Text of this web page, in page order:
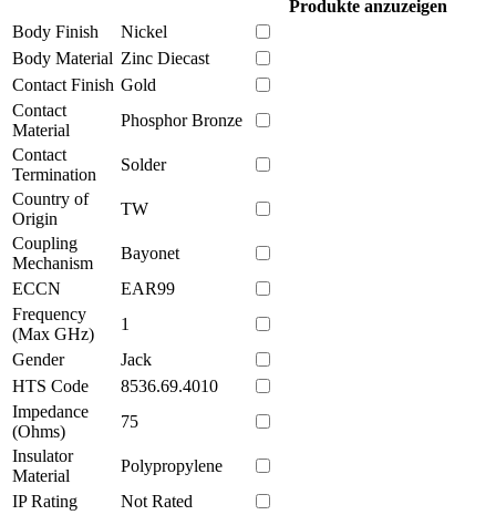
Produkte anzuzeigen
Body Finish
Nickel
Body Material Zinc Diecast
Contact Finish Gold
Contact
Material
Phosphor Bronze
Contact
Termination
Solder
Country of
Origin
TW
Coupling
Mechanism
Bayonet
ECCN
EAR99
Frequency
(Max GHz)
1
Gender
Jack
HTS Code
8536.69.4010
Impedance
(Ohms)
75
Insulator
Material
Polypropylene
IP Rating
Not Rated